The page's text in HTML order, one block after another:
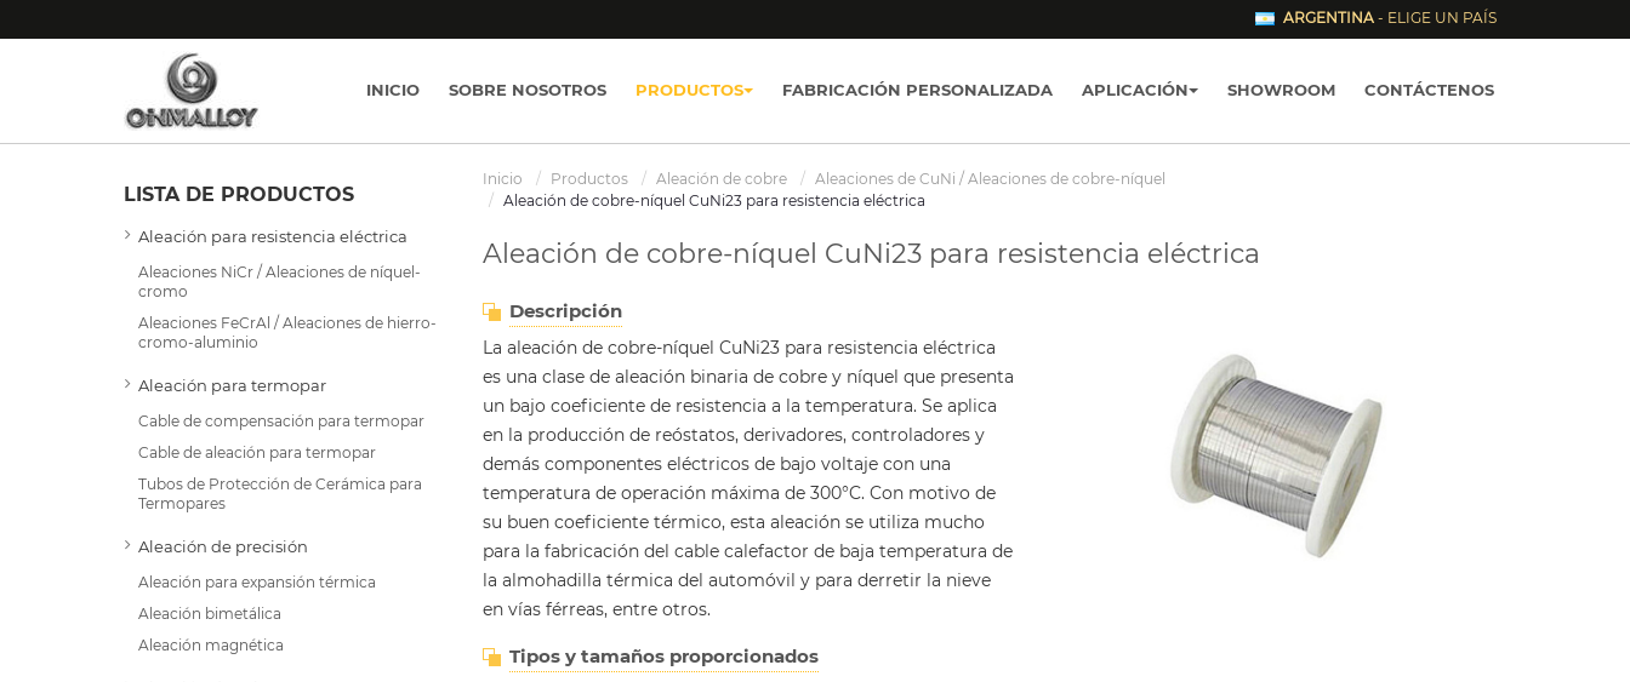
ARGENTINA - ELIGE UN PAÍS
INICIO SOBRE NOSOTROS PRODUCTOS FABRICACIÓN PERSONALIZADA APLICACIÓN SHOWROOM CONTÁCTENOS
Inicio Productos Aleación de cobre
Aleaciones de CuNi / Aleaciones de cobre-níquel
Aleación de cobre-níquel CuNi23 para resistencia eléctrica
Aleación de cobre-níquel CuNi23 para resistencia eléctrica
Descripción
La aleación de cobre-níquel CuNi23 para resistencia eléctrica
es una clase de aleación binaria de cobre y níquel que presenta
un bajo coeficiente de resistencia a la temperatura. Se aplica
en la producción de reóstatos, derivadores, controladores y
demás componentes eléctricos de bajo voltaje con una
temperatura de operación máxima de 300°C. Con motivo de
su buen coeficiente térmico, esta aleación se utiliza mucho
para la fabricación del cable calefactor de baja temperatura de
la almohadilla térmica del automóvil y para derretir la nieve
en vías férreas, entre otros.
Tipos y tamaños proporcionados
LISTA DE PRODUCTOS
Aleación para resistencia eléctrica
Aleaciones NiCr / Aleaciones de níquel-
cromo
Aleaciones FeCrAl / Aleaciones de hierro-
cromo-aluminio
Aleación para termopar
Cable de compensación para termopar
Cable de aleación para termopar
Tubos de Protección de Cerámica para
Termopares
Aleación de precisión
Aleación para expansión térmica
Aleación bimetálica
Aleación magnética